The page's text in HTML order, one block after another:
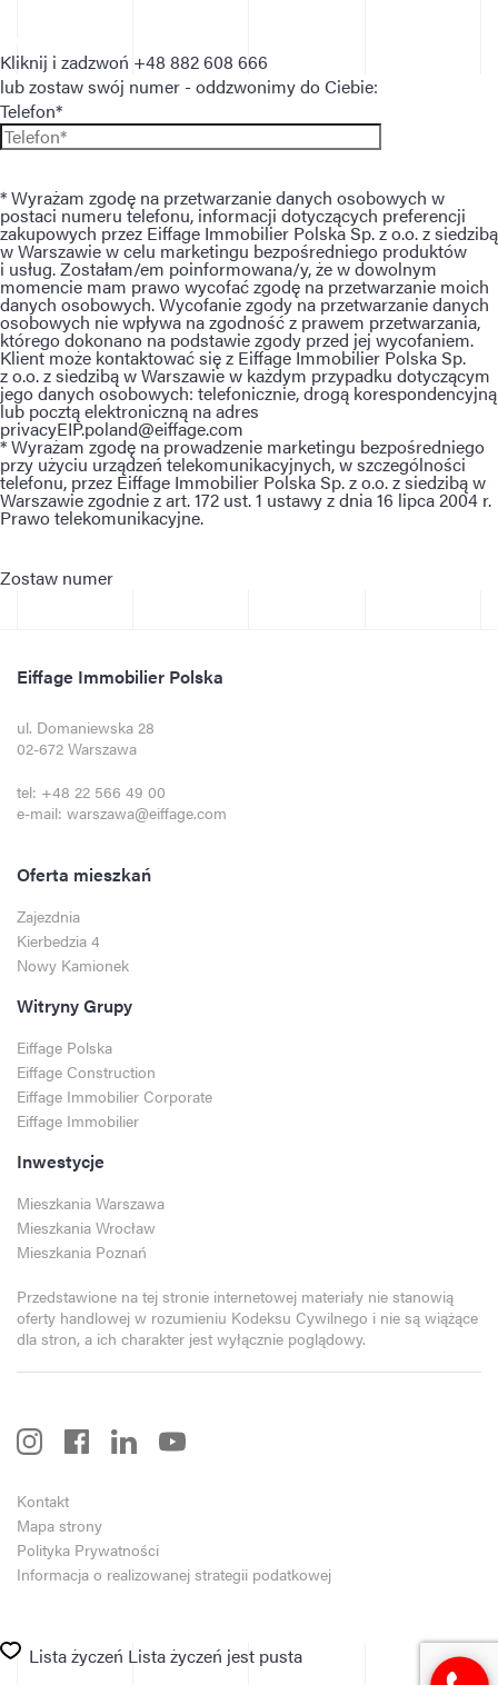
Kliknij i zadzwoń +48 882 608 666
lub zostaw swój numer - oddzwonimy do Ciebie:
Telefon*
* Wyrażam zgodę na przetwarzanie danych osobowych w
postaci numeru telefonu, informacji dotyczących preferencji
zakupowych przez Eiffage Immobilier Polska Sp. z o.o. z siedzibą
w Warszawie w celu marketingu bezpośredniego produktów
i usług. Zostałam/em poinformowana/y, że w dowolnym
momencie mam prawo wycofać zgodę na przetwarzanie moich
danych osobowych. Wycofanie zgody na przetwarzanie danych
osobowych nie wpływa na zgodność z prawem przetwarzania,
którego dokonano na podstawie zgody przed jej wycofaniem.
Klient może kontaktować się z Eiffage Immobilier Polska Sp.
z o.o. z siedzibą w Warszawie w każdym przypadku dotyczącym
jego danych osobowych: telefonicznie, drogą korespondencyjną
lub pocztą elektroniczną na adres
privacyEIP.poland@eiffage.com
* Wyrażam zgodę na prowadzenie marketingu bezpośredniego
przy użyciu urządzeń telekomunikacyjnych, w szczególności
telefonu, przez Eiffage Immobilier Polska Sp. z o.o. z siedzibą w
Warszawie zgodnie z art. 172 ust. 1 ustawy z dnia 16 lipca 2004 r.
Prawo telekomunikacyjne.
Zostaw numer
Eiffage Immobilier Polska
ul. Domaniewska 28
02-672 Warszawa
tel: +48 22 566 49 00
e-mail: warszawa@eiffage.com
Oferta mieszkań
Zajezdnia
Kierbedzia 4
Nowy Kamionek
Witryny Grupy
Eiffage Polska
Eiffage Construction
Eiffage Immobilier Corporate
Eiffage Immobilier
Inwestycje
Mieszkania Warszawa
Mieszkania Wrocław
Mieszkania Poznań
Przedstawione na tej stronie internetowej materiały nie stanowią
oferty handlowej w rozumieniu Kodeksu Cywilnego i nie są wiążące
dla stron, a ich charakter jest wyłącznie poglądowy.
Kontakt
Mapa strony
Polityka Prywatności
Informacja o realizowanej strategii podatkowej
Lista życzeń Lista życzeń jest pusta